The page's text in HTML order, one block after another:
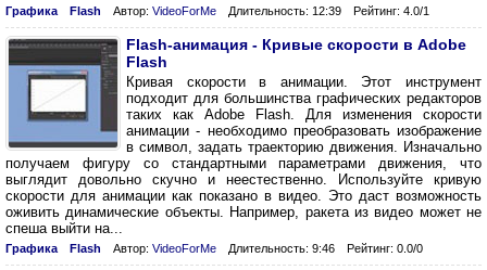
Графика Flash Автор: VideoForMe Длительность: 12:39 Рейтинг: 4.0/1
Flash-анимация - Кривые скорости в Adobe
Flash
Кривая скорости в анимации. Этот инструмент
подходит для большинства графических редакторов
таких как Adobe Flash. Для изменения скорости
анимации - необходимо преобразовать изображение
в символ, задать траекторию движения. Изначально
получаем фигуру со стандартными параметрами движения, что
выглядит довольно скучно и неестественно. Используйте кривую
скорости для анимации как показано в видео. Это даст возможность
оживить динамические объекты. Например, ракета из видео может не
спеша выйти на...
Графика Flash Автор: VideoForMe Длительность: 9:46 Рейтинг: 0.0/0